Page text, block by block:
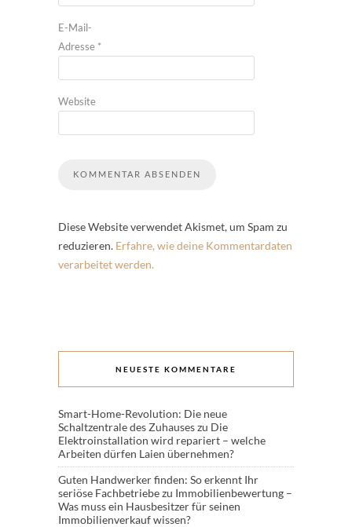
E-Mail-
Adresse *
Website
Diese Website verwendet Akismet, um Spam zu
reduzieren. Erfahre, wie deine Kommentardaten
verarbeitet werden.
NEUESTE KOMMENTARE
Smart-Home-Revolution: Die neue
Schaltzentrale des Zuhauseszu Die
Elektroinstallation wird repariert – welche
Arbeiten dürfen Laien übernehmen?
Guten Handwerker finden: So erkennt Ihr
seriöse Fachbetriebezu Immobilienbewertung –
Was muss ein Hausbesitzer für seinen
Immobilienverkauf wissen?